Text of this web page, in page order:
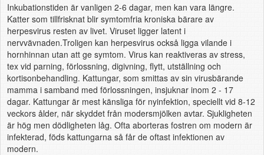
Inkubationstiden är vanligen 2-6 dagar, men kan vara längre.
Katter som tillfrisknat blir symtomfria kroniska bärare av
herpesvirus resten av livet. Viruset ligger latent i
nervvävnaden.Troligen kan herpesvirus också ligga vilande i
hornhinnan utan att ge symtom. Virus kan reaktiveras av stress,
tex vid parning, förlossning, digivning, flytt, utställning och
kortisonbehandling. Kattungar, som smittas av sin virusbärande
mamma i samband med förlossningen, insjuknar inom 2 - 17
dagar. Kattungar är mest känsliga för nyinfektion, speciellt vid 8-12
veckors ålder, när skyddet från modersmjölken avtar. Sjukligheten
är hög men dödligheten låg. Ofta aborteras fostren om modern är
infekterad, föds kattungarna så får de oftast infektionen av
modern.